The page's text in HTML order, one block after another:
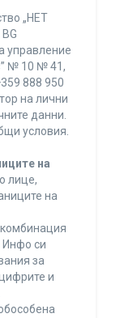
„НЕТ
управление
№ 10 № 41,
888 950
на лични
данни.
условия.
на
лице,
на
Инфо си
за
и